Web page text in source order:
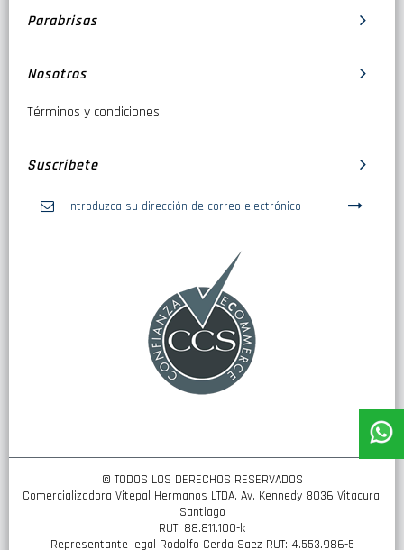
Parabrisas
Nosotros
Términos y condiciones
Suscribete
© TODOS LOS DERECHOS RESERVADOS
Comercializadora Vitepal Hermanos LTDA. Av. Kennedy 8036 Vitacura,
Santiago
RUT: 88.811.100-k
Representante legal Rodolfo Cerda Saez RUT: 4.553.986-5